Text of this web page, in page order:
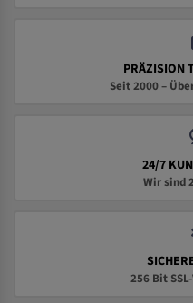
PRÄZISION
Seit 2000 –
24/7
Wir sind
256 Bit